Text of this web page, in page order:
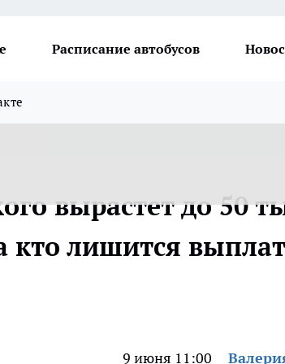
Расписание автобусов
вырастет до 50
кто лишится выплат
9 июня 11:00